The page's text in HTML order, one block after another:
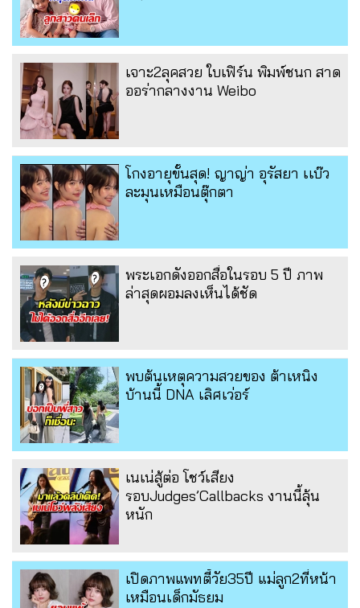
เจาะ2ลุคสวย ใบเฟิร์น พิมพ์ชนก สาด
ออร่ากลางงาน Weibo
โกงอายุขั้นสุด! ญาญ่า อุรัสยา เเบ๊ว
ละมุนเหมือนตุ๊กตา
พระเอกดังออกสื่อในรอบ 5 ปี ภาพ
ล่าสุดผอมลงเห็นได้ชัด
พบต้นเหตุความสวยของ ต้าเหนิง
บ้านนี้ DNA เลิศเว่อร์
เนเน่สู้ต่อ โชว์เสียง
รอบJudges’Callbacks งานนี้ลุ้น
หนัก
เปิดภาพแพทตี้วัย35ปี แม่ลูก2ที่หน้า
เหมือนเด็กมัธยม